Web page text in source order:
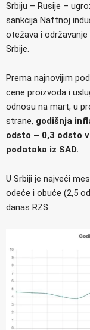
Srbiju – Rusije –
sankcija Naftnoj
otežava i
Srbije.
Prema najnovijim
cene proizvoda i
odnosu na mart, u
strane, godišnja
odsto – 0,3 odsto
podataka iz SAD.
U Srbiji je najveći
odeće i obuće (2,5
danas RZS.